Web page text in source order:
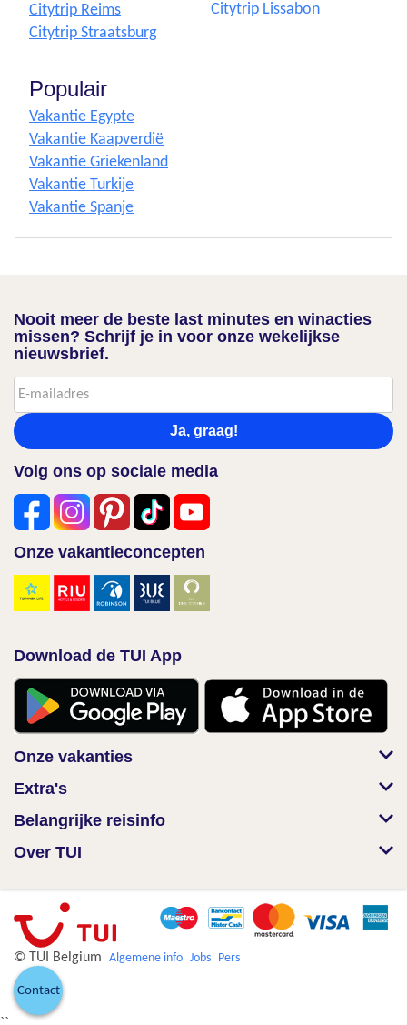
Citytrip Reims
Citytrip Straatsburg
Citytrip Lissabon
Populair
Vakantie Egypte
Vakantie Kaapverdië
Vakantie Griekenland
Vakantie Turkije
Vakantie Spanje
Nooit meer de beste last minutes en winacties
missen? Schrijf je in voor onze wekelijkse
nieuwsbrief.
Ja, graag!
Volg ons op sociale media
Onze vakantieconcepten
Download de TUI App
Onze vakanties
Extra's
Belangrijke reisinfo
Over TUI
© TUI Belgium Algemene info Jobs Pers
Contact